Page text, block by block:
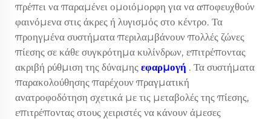
πρέπει να παραμένει ομοιόμορφη για να αποφευχθούν
φαινόμενα στις άκρες ή λυγισμός στο κέντρο. Τα
προηγμένα συστήματα περιλαμβάνουν πολλές ζώνες
πίεσης σε κάθε συγκρότημα κυλίνδρων, επιτρέποντας
ακριβή ρύθμιση της δύναμης εφαρμογή . Τα συστήματα
παρακολούθησης παρέχουν πραγματική
ανατροφοδότηση σχετικά με τις μεταβολές της πίεσης,
επιτρέποντας στους χειριστές να κάνουν άμεσες